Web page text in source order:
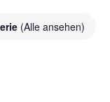
(Alle ansehen)